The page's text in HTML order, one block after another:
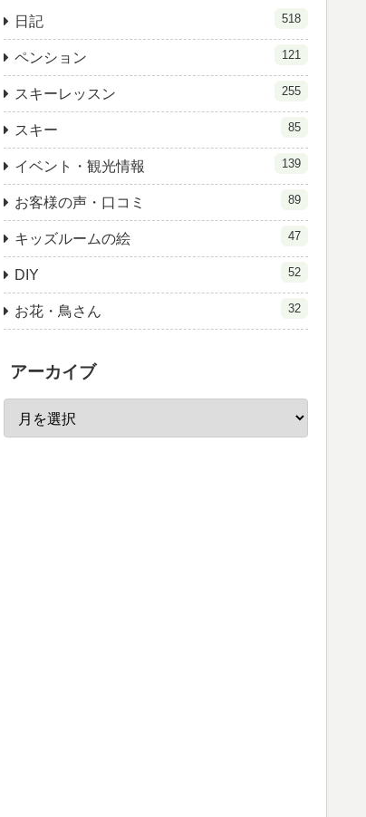
日記 518
ペンション 121
スキーレッスン 255
スキー 85
イベント・観光情報 139
お客様の声・口コミ 89
キッズルームの絵 47
DIY 52
お花・鳥さん 32
アーカイブ